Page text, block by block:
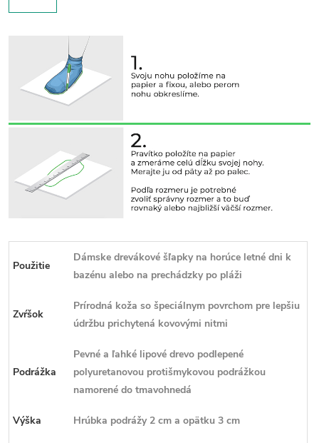
Použitie
Dámske drevákové šľapky na horúce letné dni k
bazénu alebo na prechádzky po pláži
Zvŕšok
Prírodná koža so špeciálnym povrchom pre lepšiu
údržbu prichytená kovovými nitmi
Podrážka
Pevné a ľahké lipové drevo podlepené
polyuretanovou protišmykovou podrážkou
namorené do tmavohnedá
Výška Hrúbka podrážy 2 cm a opätku 3 cm